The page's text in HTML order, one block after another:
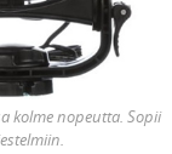
kolme nopeutta. Sopii